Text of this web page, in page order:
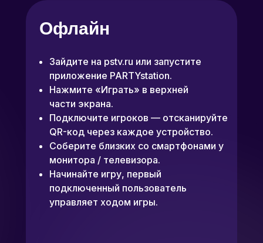
Офлайн
Зайдите на pstv.ru или запустите
приложение PARTYstation.
Нажмите «Играть» в верхней
части экрана.
Подключите игроков — отсканируйте
QR-код через каждое устройство.
Соберите близких со смартфонами у
монитора / телевизора.
Начинайте игру, первый
подключенный пользователь
управляет ходом игры.